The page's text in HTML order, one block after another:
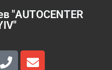
"AUTOCENTER